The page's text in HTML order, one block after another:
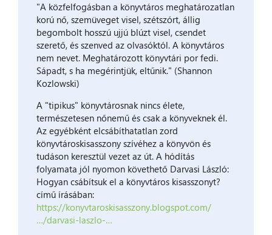
"A közfelfogásban a könyvtáros meghatározatlan
korú nő, szemüveget visel, szétszórt, állig
begombolt hosszú ujjú blúzt visel, csendet
szerető, és szenved az olvasóktól. A könyvtáros
nem nevet. Meghatározott könyvtári por fedi.
Sápadt, s ha megérintjük, eltűnik." (Shannon
Kozlowski)
A "tipikus" könyvtárosnak nincs élete,
természetesen nőnemű és csak a könyveknek él.
Az egyébként elcsábíthatatlan zord
könyvtároskisasszony szívéhez a könyvön és
tudáson keresztül vezet az út. A hódítás
folyamata jól nyomon követhető Darvasi László:
Hogyan csábítsuk el a könyvtáros kisasszonyt?
című írásában:
https://konyvtaroskisasszony.blogspot.com/
…/darvasi-laszlo-…